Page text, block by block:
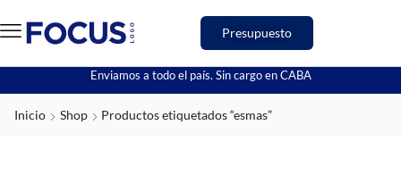
Presupuesto
Enviamos a todo el país. Sin cargo en CABA
Inicio Shop Productos etiquetados “esmas”